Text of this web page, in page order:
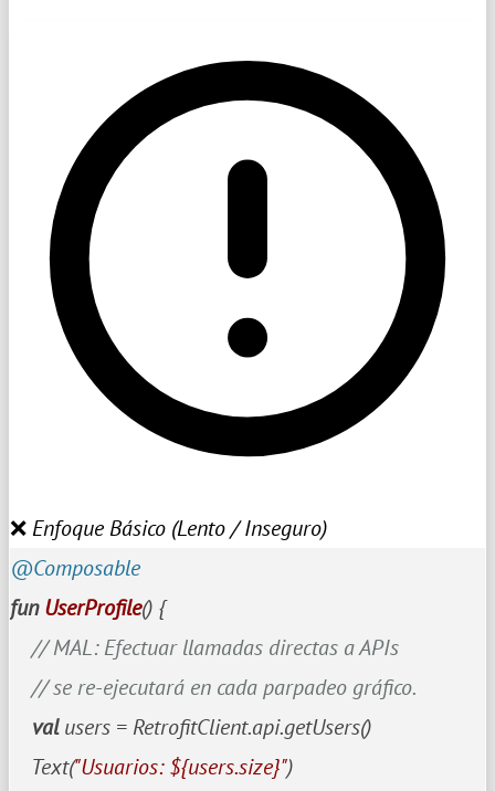
❌ Enfoque Básico (Lento / Inseguro)
@Composable
fun UserProfile() {
// MAL: Efectuar llamadas directas a APIs
// se re-ejecutará en cada parpadeo gráfico.
val users = RetrofitClient.api.getUsers()
    Text(
"Usuarios: ${users.size}")